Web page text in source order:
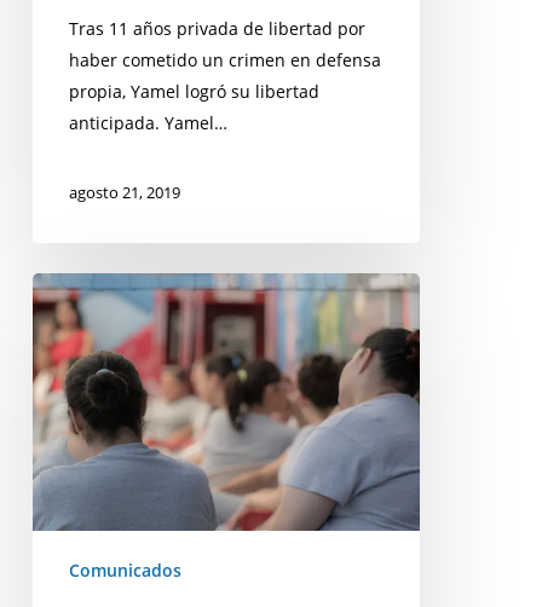
Tras 11 años privada de libertad por
haber cometido un crimen en defensa
propia, Yamel logró su libertad
anticipada. Yamel…
agosto 21, 2019
Urge
la
creación
de
una
Ley
de
que
comprenda
Comunicados